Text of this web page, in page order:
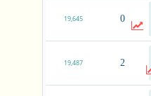
0
19,645
2
19,487